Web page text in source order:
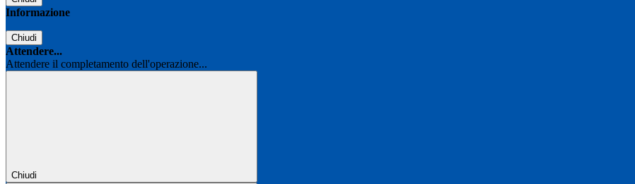
Informazione
Chiudi
Attendere...
Attendere il completamento dell'operazione...
Chiudi